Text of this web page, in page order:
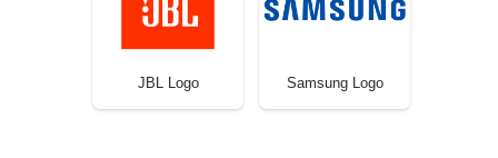
JBL Logo Samsung Logo